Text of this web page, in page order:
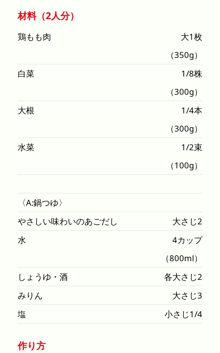
材料（2人分）
鶏もも肉
大1枚
（350g）
白菜
1/8株
（300g）
大根
1/4本
（300g）
水菜
1/2束
（100g）
〈A:鍋つゆ〉
やさしい味わいのあごだし
大さじ2
水
4カップ
（800ml）
しょうゆ・酒
各大さじ2
みりん
大さじ3
塩
小さじ1/4
作り方